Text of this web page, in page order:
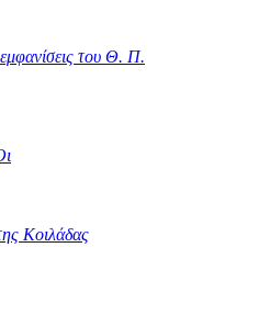
του Θ. Π.
Κοιλάδας